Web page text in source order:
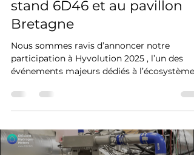
2025 : rendez-vous sur le
stand 6D46 et au pavillon
Bretagne
Nous sommes ravis d’annoncer notre
événements majeurs dédiés à l’écosystème